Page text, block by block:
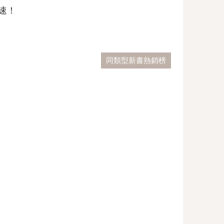
！
同類型新書熱銷榜